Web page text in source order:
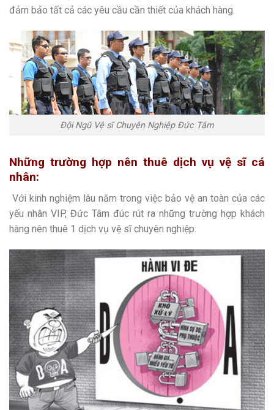
đảm bảo tất cả các yêu cầu cần thiết của khách hàng.
Đội Ngũ Vệ sĩ Chuyên Nghiệp Đức Tâm
Những trường hợp nên thuê dịch vụ vệ sĩ cá
nhân:
Với kinh nghiệm lâu năm trong việc bảo vệ an toàn của các
yếu nhân VIP, Đức Tâm đúc rút ra những trường hợp khách
hàng nên thuê 1 dịch vụ vệ sĩ chuyên nghiệp: